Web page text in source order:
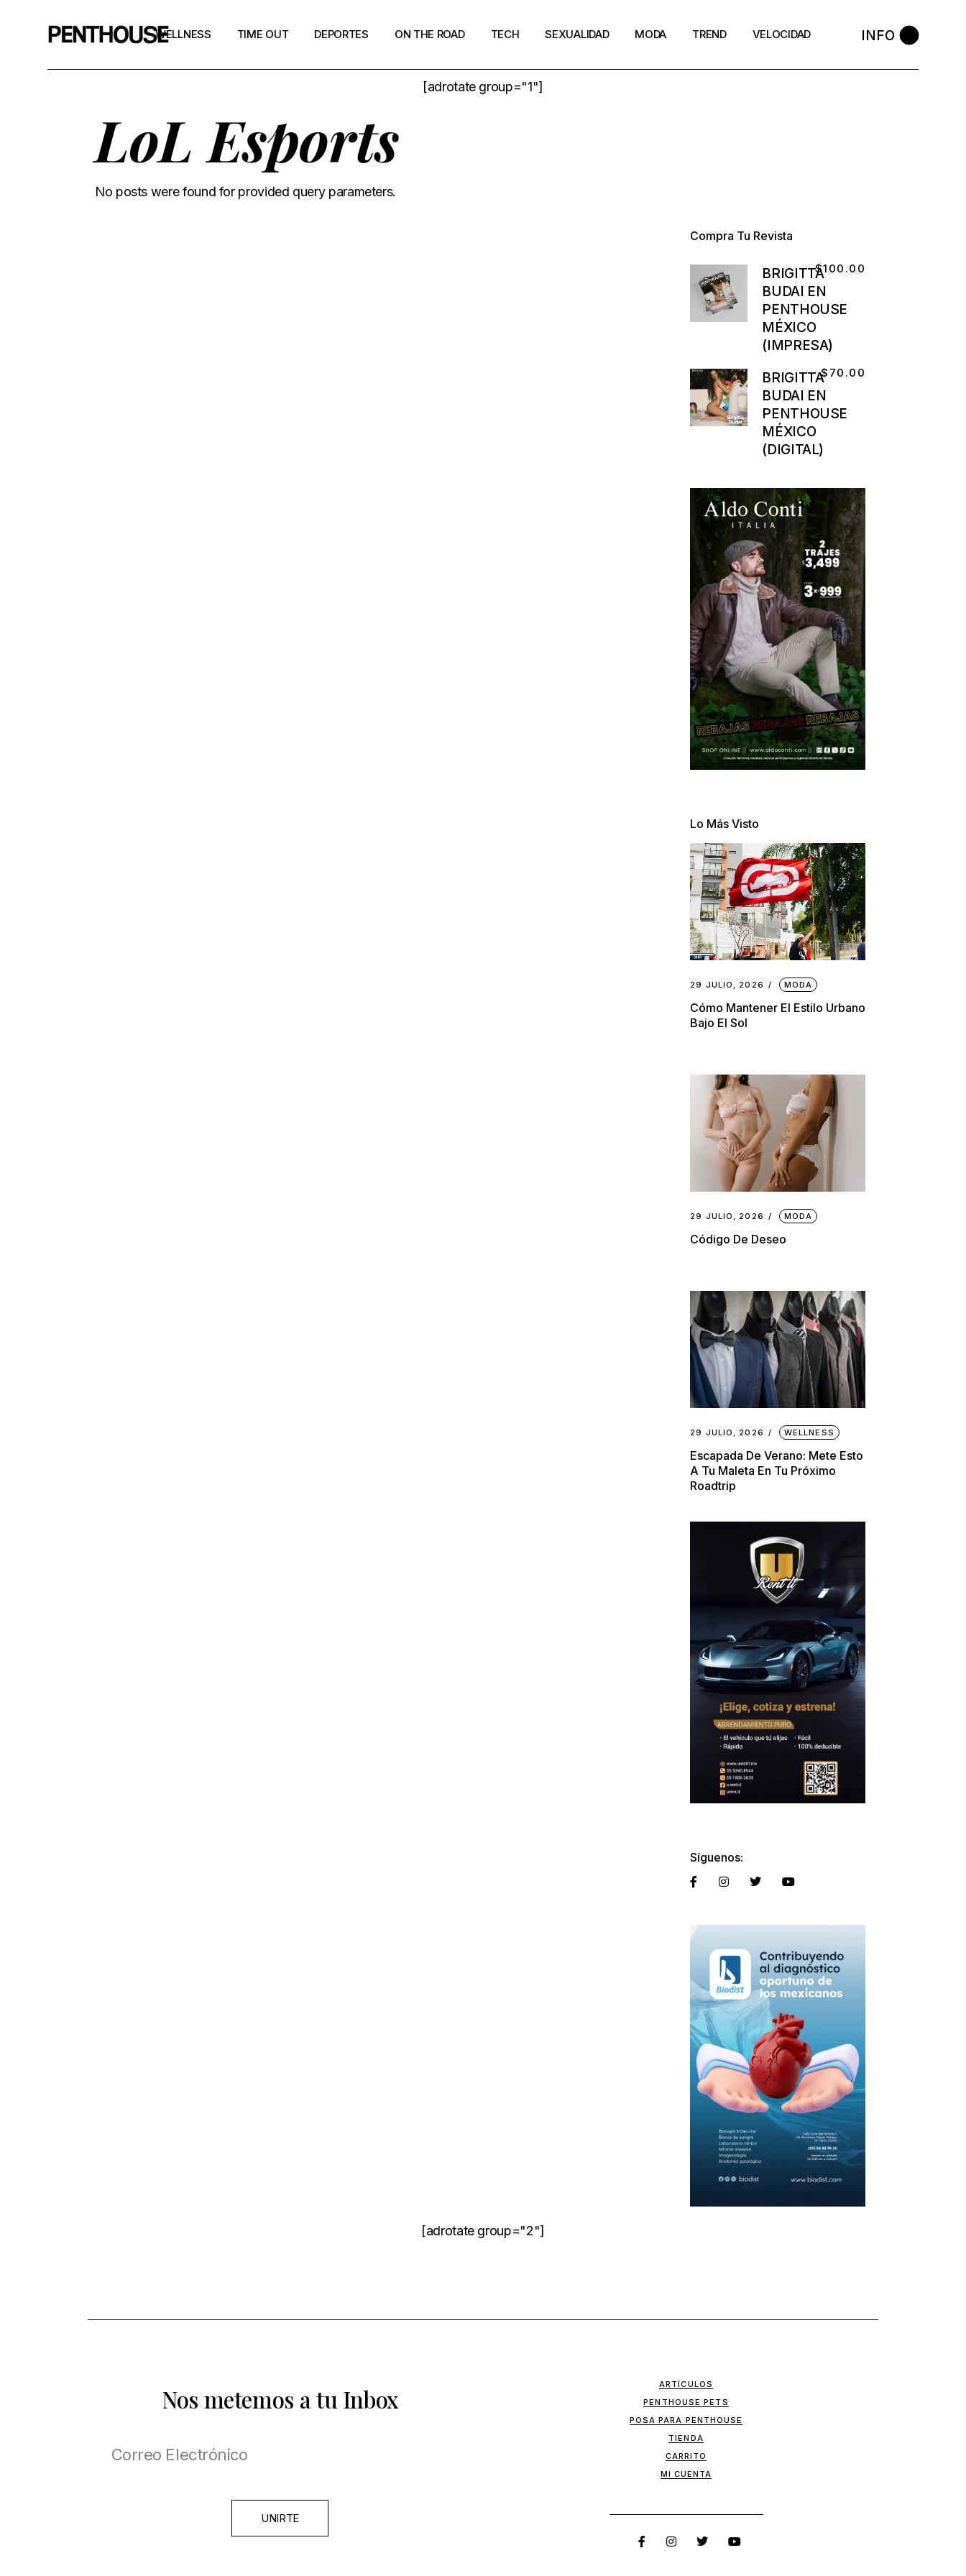
WELLNESS TIME OUT DEPORTES ON THE ROAD TECH SEXUALIDAD MODA TREND VELOCIDAD INFO
[adrotate group="1"]
LoL Esports
No posts were found for provided query parameters.
Compra Tu Revista
BRIGITTA
BUDAI EN
PENTHOUSE
MÉXICO
(IMPRESA)
$100.00
BRIGITTA
BUDAI EN
PENTHOUSE
MÉXICO
(DIGITAL)
$ 70.00
Lo Más Visto
29 JULIO, 2026 MODA
Cómo Mantener El Estilo Urbano
Bajo El Sol
29 JULIO, 2026 MODA
Código De Deseo
29 JULIO, 2026 WELLNESS
Escapada De Verano: Mete Esto
A Tu Maleta En Tu Próximo
Roadtrip
Síguenos:
[adrotate group="2"]
Nos metemos a tu Inbox
UNIRTE
ARTÍCULOS
PENTHOUSE PETS
POSA PARA PENTHOUSE
TIENDA
CARRITO
MI CUENTA